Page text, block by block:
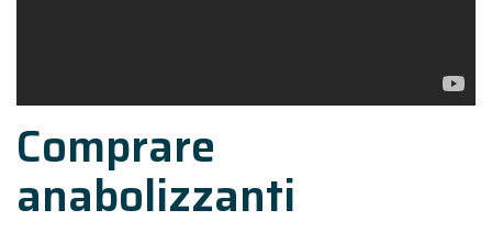
Comprare
anabolizzanti